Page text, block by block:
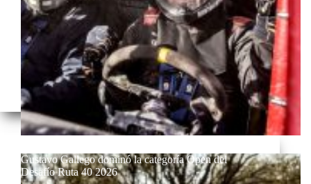
Gustavo Gallego dominó la categoría Open del
Desafío Ruta 40 2026